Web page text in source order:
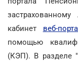
кабинет веб-
помощью
(КЭП). В разделе